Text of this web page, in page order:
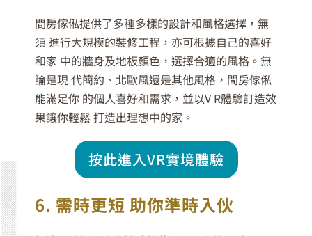
間房傢俬提供了多種多樣的設計和風格選擇，無
須 進行大規模的裝修工程，亦可根據自己的喜好
和家 中的牆身及地板顏色，選擇合適的風格。無
論是現 代簡約、北歐風還是其他風格，間房傢俬
能滿足你 的個人喜好和需求，並以V R體驗訂造效
果讓你輕鬆 打造出理想中的家。
按此進入VR實境體驗
6. 需時更短 助你準時入伙